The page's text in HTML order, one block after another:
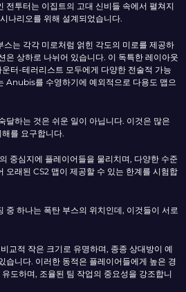
전투터는 이집트의 고대 신비들 속에서 펼쳐지
나리오를 위해 설계되었습니다.
스는 각각 미로처럼 얽힌 각도의 미로를 제공하
은 상하로 나뉘어 있습니다. 이 독특한 레이아웃
터-테러리스트 모두에게 다양한 전술적 가능
Anubis를 수영하기에 예외적으로 다용도 맵으
달하는 것은 쉬운 일이 아닙니다. 이것은 많은
를 요구합니다.
중심지에 플레이어들을 물리치며, 다양한 수준
오래된 CS2 맵이 제공할 수 있는 한계를 시험합
중 하나는 폭탄 부스의 위치인데, 이것들이 서로
교적 작은 크기로 유명하며, 종종 상대방이 예
습니다. 이러한 동적은 플레이어들에게 높은 경
도하며, 조율된 팀 작업의 중요성을 강조합니